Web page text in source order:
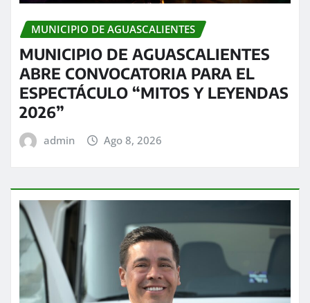
MUNICIPIO DE AGUASCALIENTES
MUNICIPIO DE AGUASCALIENTES
ABRE CONVOCATORIA PARA EL
ESPECTÁCULO “MITOS Y LEYENDAS
2026”
admin Ago 8, 2026